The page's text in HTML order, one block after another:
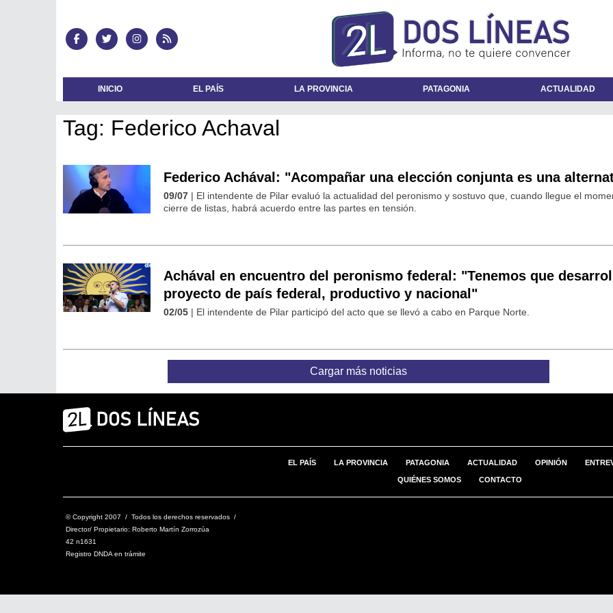
INICIO EL PAÍS LA PROVINCIA PATAGONIA ACTUALIDAD
Tag: Federico Achaval
Federico Achával: "Acompañar una elección conjunta es una
09/07 | El intendente de Pilar evaluó la actualidad del peronismo y sostuvo que, cuando llegue el
cierre de listas, habrá acuerdo entre las partes en tensión.
Achával en encuentro del peronismo federal: "Tenemos que
proyecto de país federal, productivo y nacional"
02/05 | El intendente de Pilar participó del acto que se llevó a cabo en Parque Norte.
Cargar más noticias
EL PAÍS LA PROVINCIA PATAGONIA ACTUALIDAD OPINIÓN
QUIÉNES SOMOS CONTACTO
© Copyright 2007 / Todos los derechos reservados /
Director/ Propietario: Roberto Martín Zorrozúa
42 n1631
Registro DNDA en trámite